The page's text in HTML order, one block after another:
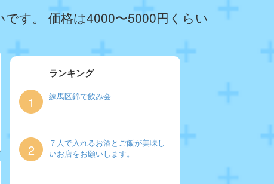
す。 価格は4000〜5000円くらい
ランキング
1 練馬区錦で飲み会
2
７人で入れるお酒とご飯が美味し
いお店をお願いします。